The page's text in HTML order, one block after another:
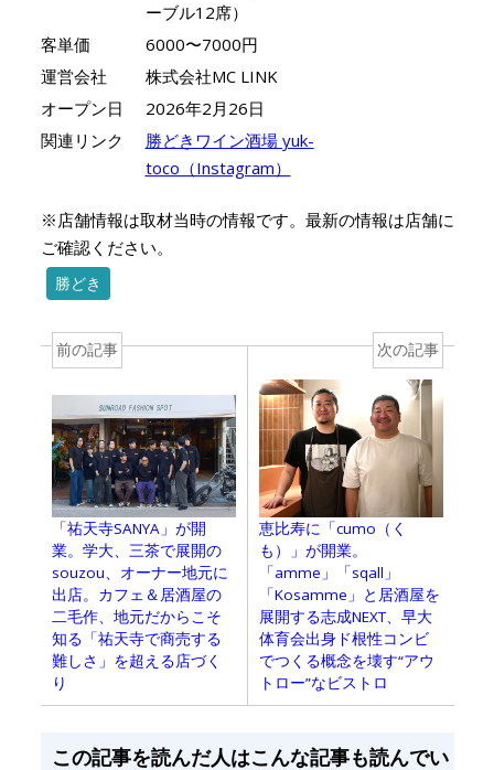
ーブル12席）
客単価
6000〜7000円
運営会社
株式会社MC LINK
オープン日
2026年2月26日
関連リンク
勝どきワイン酒場 yuk-
toco（Instagram）
※店舗情報は取材当時の情報です。最新の情報は店舗に
ご確認ください。
勝どき
前の記事
「祐天寺SANYA」が開
業。学大、三茶で展開の
souzou、オーナー地元に
出店。カフェ＆居酒屋の
二毛作、地元だからこそ
知る「祐天寺で商売する
難しさ」を超える店づく
り
次の記事
恵比寿に「cumo（く
も）」が開業。
「amme」「sqall」
「Kosamme」と居酒屋を
展開する志成NEXT、早大
体育会出身ド根性コンビ
でつくる概念を壊す“アウ
トロー”なビストロ
この記事を読んだ人はこんな記事も読んでい